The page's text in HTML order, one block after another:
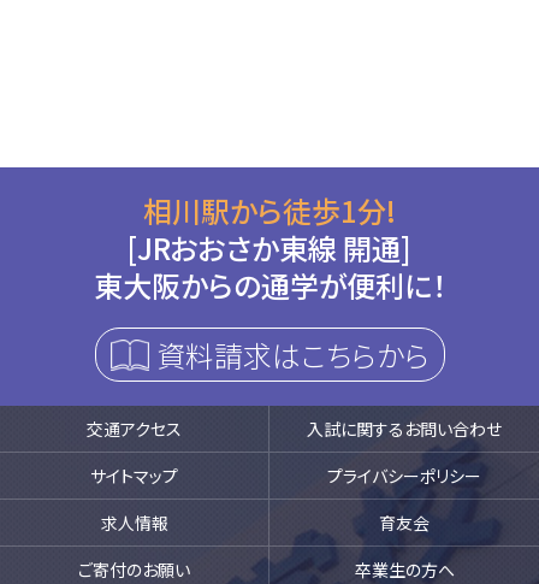
相川駅から徒歩1分!
[JRおおさか東線 開通]
東大阪からの通学が便利に！
資料請求はこちらから
交通アクセス
入試に関するお問い合わせ
サイトマップ
プライバシーポリシー
求人情報
育友会
ご寄付のお願い
卒業生の方へ